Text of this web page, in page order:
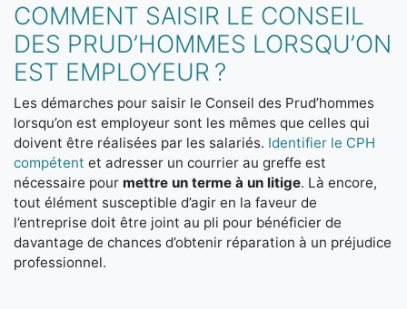
COMMENT SAISIR LE CONSEIL
DES PRUD’HOMMES LORSQU’ON
EST EMPLOYEUR ?
Les démarches pour saisir le Conseil des Prud’hommes
lorsqu’on est employeur sont les mêmes que celles qui
doivent être réalisées par les salariés. Identifier le CPH
compétent et adresser un courrier au greffe est
nécessaire pour mettre un terme à un litige. Là encore,
tout élément susceptible d’agir en la faveur de
l’entreprise doit être joint au pli pour bénéficier de
davantage de chances d’obtenir réparation à un préjudice
professionnel.